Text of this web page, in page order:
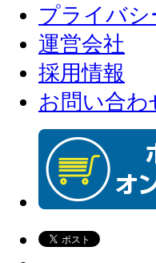
プライバ
運営会社
採用情報
お問い合わ